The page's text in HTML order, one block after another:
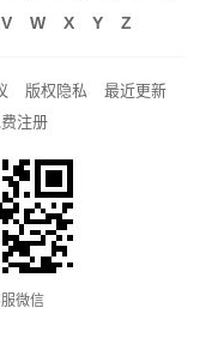
V W X Y Z
版权隐私
最近更新
注册
微信